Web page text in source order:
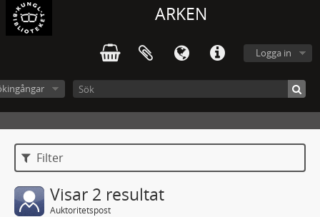
ARKEN
Logga in
Filter
Visar 2 resultat
Auktoritetspost